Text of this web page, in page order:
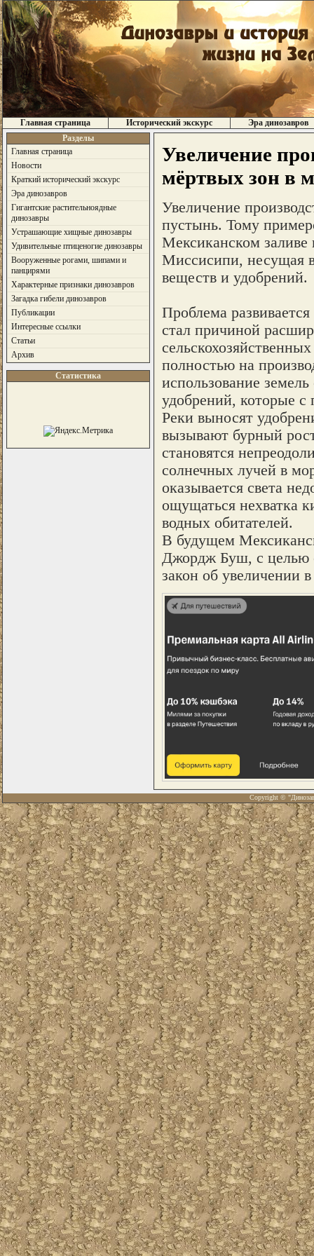
Главная страница Исторический экскурс
Эра динозавров
Разделы
Главная страница
Новости
Краткий исторический экскурс
Эра динозавров
Гигантские растительноядные
динозавры
Устрашающие хищные динозавры
Удивительные птиценогие динозавры
Вооруженные рогами, шипами и
панцирями
Характерные признаки динозавров
Загадка гибели динозавров
Публикации
Интересные ссылки
Статьи
Архив
Статистика
Увеличение
мёртвых зон в
Увеличение
пустынь. Тому
Мексиканском
Миссисипи, несущая
веществ и удобрений.
Проблема
стал причиной
полностью на
использование
удобрений, которые
Реки выносят
вызывают бурный
становятся
солнечных лучей в
оказывается света
ощущаться нехватка
водных обитателей.
В будущем
Джордж Буш, с целью
закон об увеличении
Copyright ©